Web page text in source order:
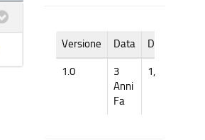
Versione Data Dimensione
1.0
3
Anni
Fa
1,3MB